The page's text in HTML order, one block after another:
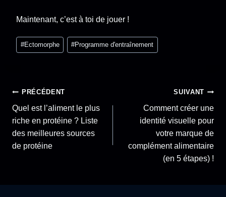
Maintenant, c’est à toi de jouer !
Étiquettes
de
#Ectomorphe #Programme d'entraînement
Navigation
de
l’article
PRÉCÉDENT
Quel est l’aliment le plus
riche en protéine ? Liste
des meilleures sources
de protéine
SUIVANT
Comment créer une
identité visuelle pour
votre marque de
complément alimentaire
(en 5 étapes) !